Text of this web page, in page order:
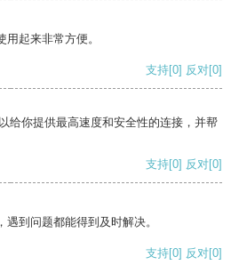
起来非常方便。
支持[0] 反对[0]
给你提供最高速度和安全性的连接，并帮
支持[0] 反对[0]
到问题都能得到及时解决。
支持[0] 反对[0]